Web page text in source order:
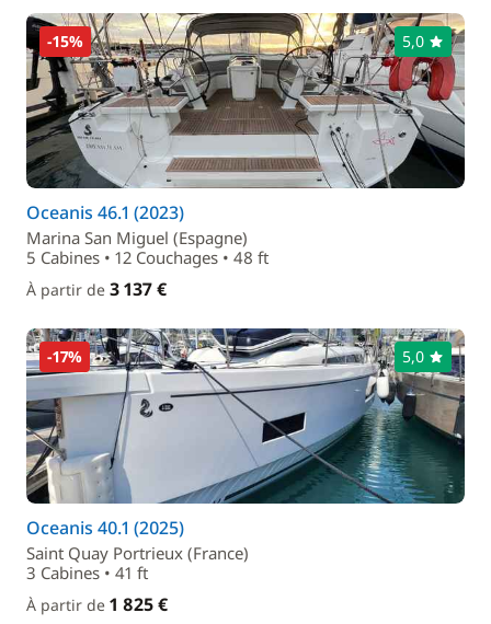
-15% 5,0
Oceanis 46.1 (2023)
Marina San Miguel (Espagne)
5 Cabines • 12 Couchages • 48 ft
À partir de 3 137 €
-17% 5,0
Oceanis 40.1 (2025)
Saint Quay Portrieux (France)
3 Cabines • 41 ft
À partir de 1 825 €